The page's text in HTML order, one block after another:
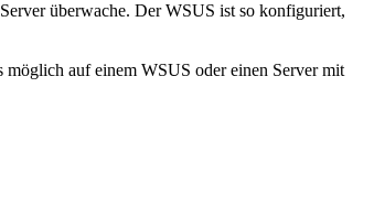
überwache. Der WSUS ist so konfiguriert,
möglich auf einem WSUS oder einen Server mit